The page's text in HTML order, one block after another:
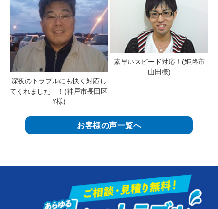
深夜のトラブルにも快く対応し
てくれました！！(神戸市長田区
Y様)
素早いスピード対応！(姫路市
山田様)
お客様の声一覧へ